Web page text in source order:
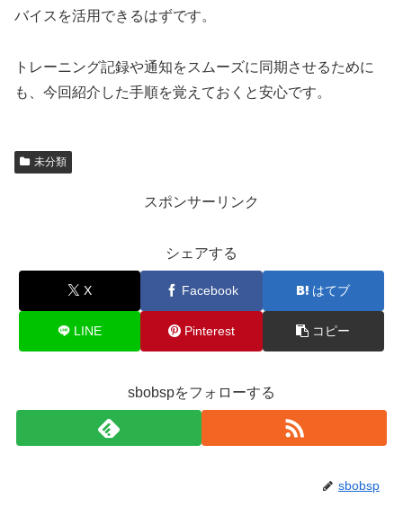
バイスを活用できるはずです。
トレーニング記録や通知をスムーズに同期させるために
も、今回紹介した手順を覚えておくと安心です。
未分類
スポンサーリンク
シェアする
X Facebook はてブ
LINE Pinterest コピー
sbobspをフォローする
sbobsp